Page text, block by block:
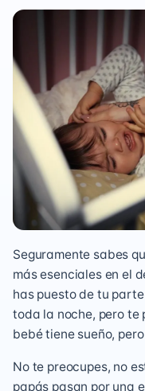
Seguramente sabes
más esenciales en el
has puesto de tu
toda la noche, pero te
bebé tiene sueño,
No te preocupes, no
papás pasan por una